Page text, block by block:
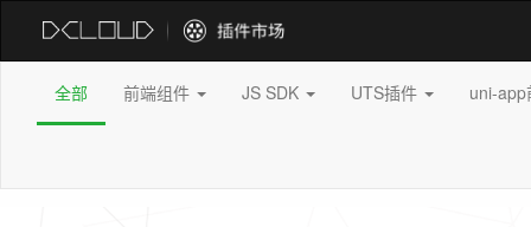
全部 前端组件 JS SDK UTS插件 uni-